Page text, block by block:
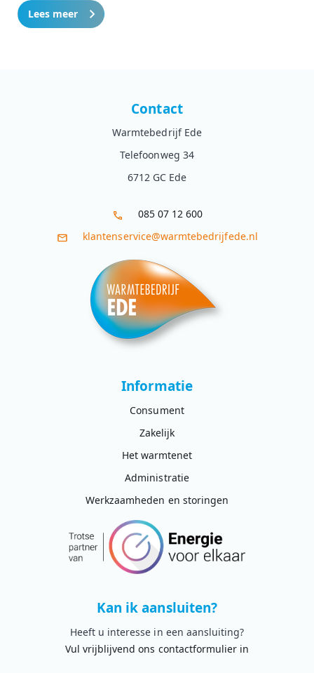
Lees meer
Contact
Warmtebedrijf Ede
Telefoonweg 34
6712 GC Ede
085 07 12 600
klantenservice@warmtebedrijfede.nl
Informatie
Consument
Zakelijk
Het warmtenet
Administratie
Werkzaamheden en storingen
Kan ik aansluiten?
Heeft u interesse in een aansluiting?
Vul vrijblijvend ons contactformulier in